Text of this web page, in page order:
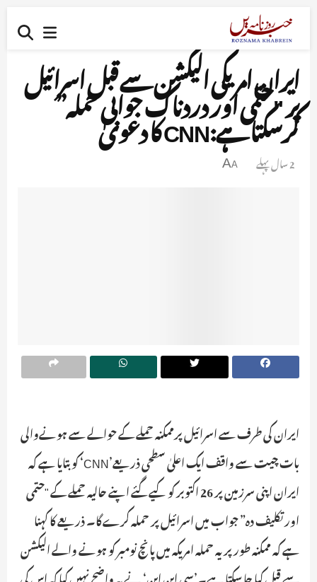
ایران امریکی الیکشن سے قبل اسرائیل
پر "حتمی اور دردناک جوابی حملہ”
کرسکتا ہے:CNN کا دعویٰ
2 سال پہلے A
A
ایران کی طرف سے اسرائیل پرممکنہ حملے کے حوالے سے ہونےوالی
بات چیت سے واقف ایک اعلیٰ سطحی ذریعے’CNN‘ کو بتایا ہے کہ
ایران اپنی سرزمین پر 26 اکتوبر کو کیےگئے اپنے حالیہ حملے کے "حتمی
اور تکلیف دہ” جواب میں اسرائیل پر حملہ کرے گا۔ ذریعے کا کہنا
ہے کہ ممکنہ طور پر یہ حملہ امریکہ میں پانچ نومبر کو ہونے والے الیکشن